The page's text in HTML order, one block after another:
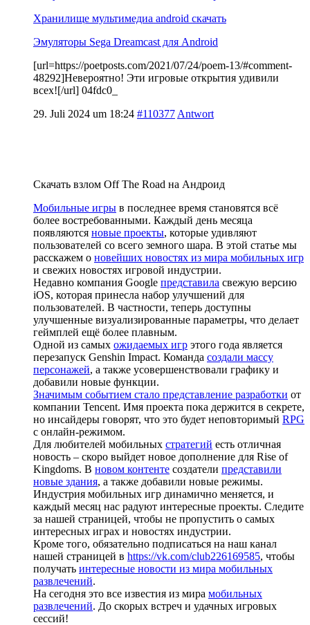
Хранилище мультимедиа android скачать
Эмуляторы Sega Dreamcast для Android
[url=https://poetposts.com/2021/07/24/poem-13/#comment-
48292]Невероятно! Эти игровые открытия удивили
всех![/url] 04fdc0_
29. Juli 2024 um 18:24 #110377 Antwort
Скачать взлом Off The Road на Андроид
Мобильные игры в последнее время становятся всё
более востребованными. Каждый день месяца
появляются новые проекты, которые удивляют
пользователей со всего земного шара. В этой статье мы
расскажем о новейших новостях из мира мобильных игр
и свежих новостях игровой индустрии.
Недавно компания Google представила свежую версию
iOS, которая принесла набор улучшений для
пользователей. В частности, теперь доступны
улучшенные визуализированные параметры, что делает
геймплей ещё более плавным.
Одной из самых ожидаемых игр этого года является
перезапуск Genshin Impact. Команда создали массу
персонажей, а также усовершенствовали графику и
добавили новые функции.
Значимым событием стало представление разработки от
компании Tencent. Имя проекта пока держится в секрете,
но инсайдеры говорят, что это будет неповторимый RPG
с онлайн-режимом.
Для любителей мобильных стратегий есть отличная
новость – скоро выйдет новое дополнение для Rise of
Kingdoms. В новом контенте создатели представили
новые здания, а также добавили новые режимы.
Индустрия мобильных игр динамично меняется, и
каждый месяц нас радуют интересные проекты. Следите
за нашей страницей, чтобы не пропустить о самых
интересных играх и новостях индустрии.
Кроме того, обязательно подписаться на наш канал
нашей страницей в https://vk.com/club226169585, чтобы
получать интересные новости из мира мобильных
развлечений.
На сегодня это все известия из мира мобильных
развлечений. До скорых встреч и удачных игровых
сессий!